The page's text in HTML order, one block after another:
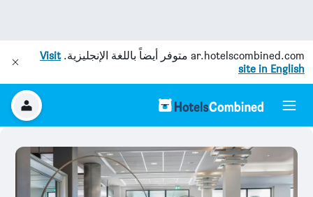
ar.hotelscombined.com متوفر أيضاً باللغة الإنجليزية.Visit
site in English